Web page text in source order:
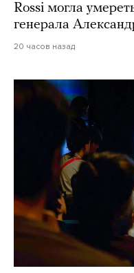
Rossi могла
генерала
20 часов назад